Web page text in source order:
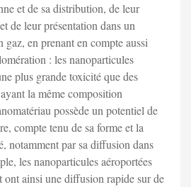
et de sa distribution, de leur
de leur présentation dans un
en prenant en compte aussi
: les nanoparticules
plus grande toxicité que des
la même composition
possède un potentiel de
compte tenu de sa forme et la
notamment par sa diffusion dans
les nanoparticules aéroportées
ont ainsi une diffusion rapide sur de